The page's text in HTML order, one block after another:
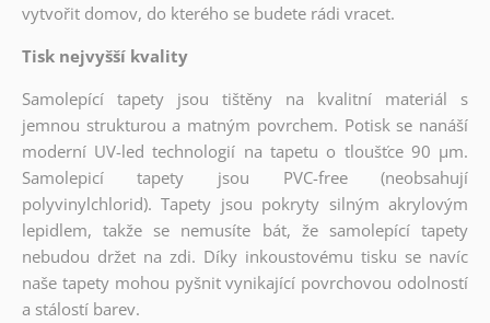
vytvořit domov, do kterého se budete rádi vracet.
Tisk nejvyšší kvality
Samolepící tapety jsou tištěny na kvalitní materiál s
jemnou strukturou a matným povrchem. Potisk se nanáší
moderní UV-led technologií na tapetu o tloušťce 90 µm.
Samolepicí tapety jsou PVC-free (neobsahují
polyvinylchlorid). Tapety jsou pokryty silným akrylovým
lepidlem, takže se nemusíte bát, že samolepící tapety
nebudou držet na zdi. Díky inkoustovému tisku se navíc
naše tapety mohou pyšnit vynikající povrchovou odolností
a stálostí barev.